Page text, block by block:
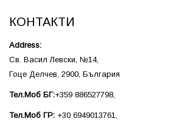
КОНТАКТИ
Address:
Св. Васил Левски, №14,
Гоце Делчев, 2900, България
Тел.Моб БГ:+359 886527798,
Тел.Моб ГР: +30 6949013761,